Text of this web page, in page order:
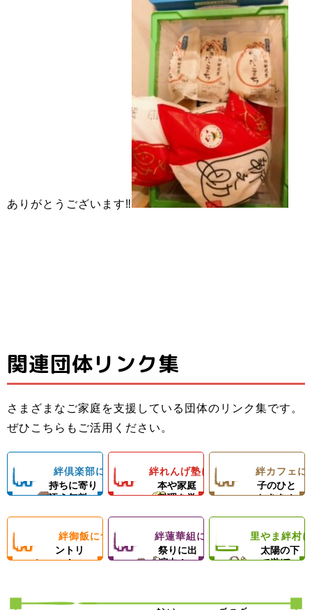
ありがとうございます‼
関連団体リンク集
さまざまなご家庭を支援している団体のリンク集です。
ぜひこちらもご活用ください。
絆
倶
楽
子どもの気
持ちに寄り
添う無料
子どもたちと親
＆子どもたちの
成長を支える無
絆倶楽部について
絆
れ
ん
料理の基
本や家庭
料理を学
子ども料理教室
でお母さんのお
ようになろう！
体験型子ども食
絆れんげ塾について
絆
カ
フ
楽しい親
子のひと
ときを！
フェランチ（軽
絆カフェに
絆
フードパ
ントリ
ー！
ひとり親家庭、
っぱいの手作り
ご飯＆食材配布
絆御飯について絆
地域のお
祭りに出
演中！
子ども食堂＆プ
ロの先生による
ダンスレッス
と食材配布でお
母さんをサポー
絆蓮華組について
里
思いきり
太陽の下
で遊ぼ
動を通じて子ど
もたちの心の成
里やま絆村